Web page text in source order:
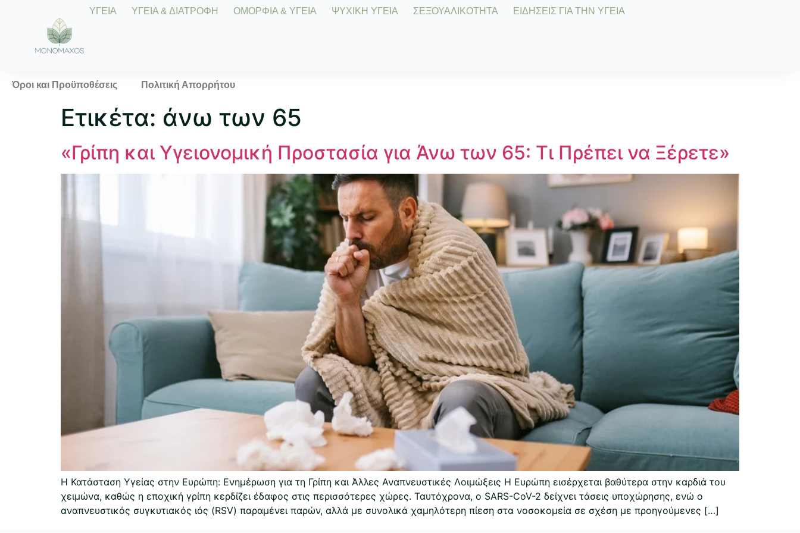
ΥΓΕΙΑ ΥΓΕΙΑ & ΔΙΑΤΡΟΦΗ ΟΜΟΡΦΙΑ & ΥΓΕΙΑ ΨΥΧΙΚΗ ΥΓΕΙΑ ΣΕΞΟΥΑΛΙΚΟΤΗΤΑ ΕΙΔΗΣΕΙΣ ΓΙΑ ΤΗΝ ΥΓΕΙΑ
Όροι και Προϋποθέσεις Πολιτική Απορρήτου
Ετικέτα: άνω των 65
«Γρίπη και Υγειονομική Προστασία για Άνω των 65: Τι Πρέπει να Ξέρετε»
Η Κατάσταση Υγείας στην Ευρώπη: Ενημέρωση για τη Γρίπη και Άλλες Αναπνευστικές Λοιμώξεις Η Ευρώπη εισέρχεται βαθύτερα στην καρδιά του
χειμώνα, καθώς η εποχική γρίπη κερδίζει έδαφος στις περισσότερες χώρες. Ταυτόχρονα, ο SARS-CoV-2 δείχνει τάσεις υποχώρησης, ενώ ο
αναπνευστικός συγκυτιακός ιός (RSV) παραμένει παρών, αλλά με συνολικά χαμηλότερη πίεση στα νοσοκομεία σε σχέση με προηγούμενες […]